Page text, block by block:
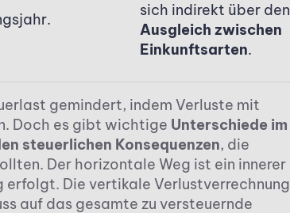
sich indirekt über den
Ausgleich zwischen
Einkunftsarten.
gemindert, indem Verluste mit
Doch es gibt wichtige Unterschiede im
steuerlichen Konsequenzen, die
Der horizontale Weg ist ein innerer
Die vertikale Verlustverrechnung
auf das gesamte zu versteuernde